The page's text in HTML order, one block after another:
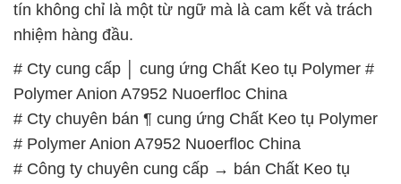
tín không chỉ là một từ ngữ mà là cam kết và trách
nhiệm hàng đầu.
# Cty cung cấp │ cung ứng Chất Keo tụ Polymer #
Polymer Anion A7952 Nuoerfloc China
# Cty chuyên bán ¶ cung ứng Chất Keo tụ Polymer
# Polymer Anion A7952 Nuoerfloc China
# Công ty chuyên cung cấp → bán Chất Keo tụ